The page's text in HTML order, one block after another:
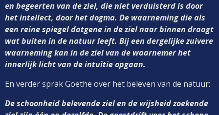
en begeerten van de ziel, die niet verduisterd is door
het intellect, door het dogma. De waarneming die als
een reine spiegel datgene in de ziel naar binnen draagt
wat buiten in de natuur leeft. Bij een dergelijke zuivere
waarneming kan in de ziel van de waarnemer het
innerlijk licht van de intuïtie opgaan.
En verder sprak Goethe over het beleven van de natuur:
De schoonheid belevende ziel en de wijsheid zoekende